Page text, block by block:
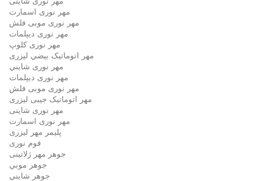
مهر نوری اسمارت
مهر نوری موبی فلش
مهر نوری دیپلمات
مهر نوری کلوپ
مهر اتوماتیک بيضي لیزری
مهر نوری شايني
مهر نوری دیپلمات
مهر نوری موبی فلش
مهر اتوماتیک جیبی لیزری
مهر نوری شاینی
مهر نوری اسمارت
پلیمر مهر لیزری
فوم نوری
جوهر مهر ژلاتینی
جوهر موبي
جوهر شايني